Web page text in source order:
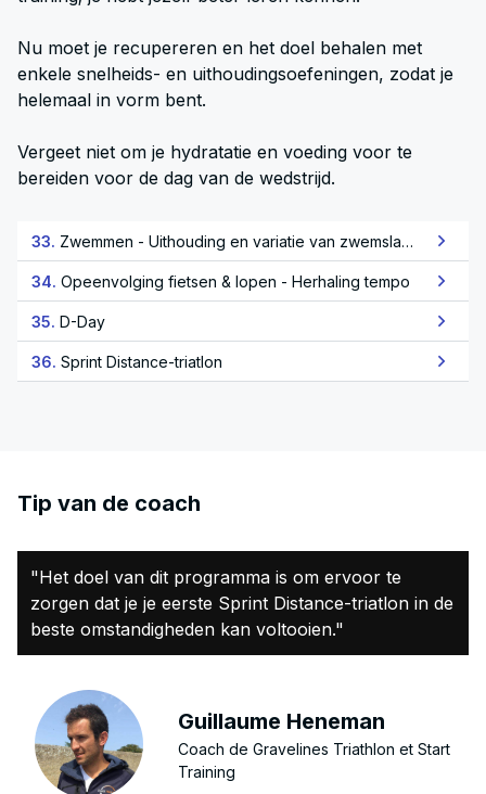
Nu moet je recupereren en het doel behalen met
enkele snelheids- en uithoudingsoefeningen, zodat je
helemaal in vorm bent.
Vergeet niet om je hydratatie en voeding voor te
bereiden voor de dag van de wedstrijd.
33. Zwemmen - Uithouding en variatie van zwemslagen
34. Opeenvolging fietsen & lopen - Herhaling tempo
35. D-Day
36. Sprint Distance-triatlon
Tip van de coach
"Het doel van dit programma is om ervoor te
zorgen dat je je eerste Sprint Distance-triatlon in de
beste omstandigheden kan voltooien."
Guillaume Heneman
Coach de Gravelines Triathlon et Start
Training